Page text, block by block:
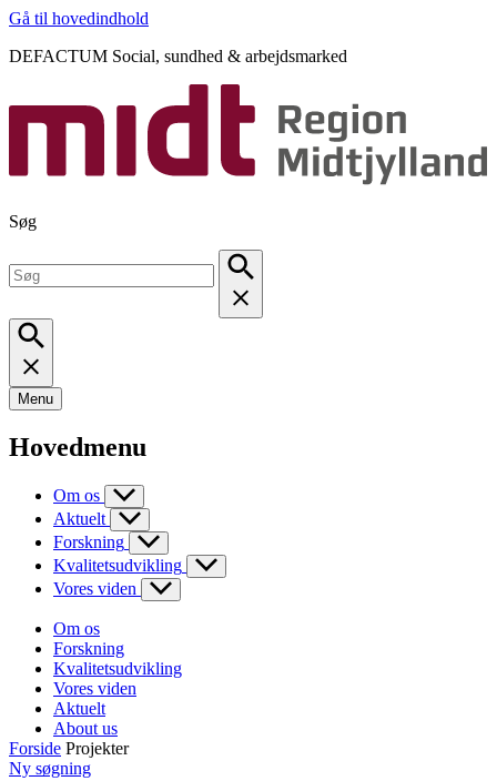
Gå til hovedindhold
DEFACTUM Social, sundhed & arbejdsmarked
Søg
Menu
Hovedmenu
Om os
Aktuelt
Forskning
Kvalitetsudvikling
Vores viden
Om os
Forskning
Kvalitetsudvikling
Vores viden
Aktuelt
About us
Forside Projekter
Ny søgning